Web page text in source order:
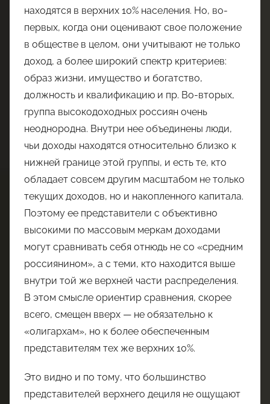
находятся в верхних 10% населения. Но, во-
первых, когда они оценивают свое положение
в обществе в целом, они учитывают не только
доход, а более широкий спектр критериев:
образ жизни, имущество и богатство,
должность и квалификацию и пр. Во-вторых,
группа высокодоходных россиян очень
неоднородна. Внутри нее объединены люди,
чьи доходы находятся относительно близко к
нижней границе этой группы, и есть те, кто
обладает совсем другим масштабом не только
текущих доходов, но и накопленного капитала.
Поэтому ее представители с объективно
высокими по массовым меркам доходами
могут сравнивать себя отнюдь не со «средним
россиянином», а с теми, кто находится выше
внутри той же верхней части распределения.
В этом смысле ориентир сравнения, скорее
всего, смещен вверх — не обязательно к
«олигархам», но к более обеспеченным
представителям тех же верхних 10%.
Это видно и по тому, что большинство
представителей верхнего дециля не ощущают